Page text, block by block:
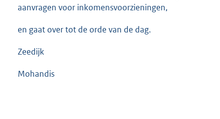
aanvragen voor inkomensvoorzieningen,
en gaat over tot de orde van de dag.
Zeedijk
Mohandis